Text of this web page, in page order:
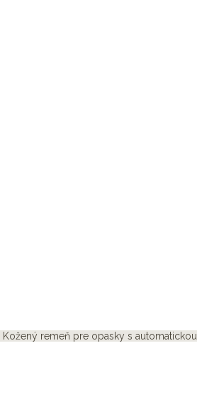
| Kožený remeň pre opasky s